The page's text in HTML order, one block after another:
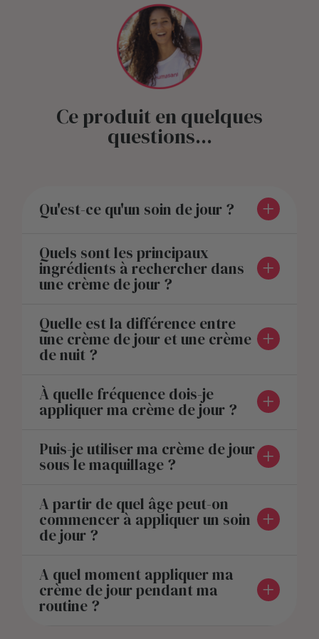
Ce produit en quelques
questions...
Qu'est-ce qu'un soin de jour ?
Quels sont les principaux
ingrédients à rechercher dans
une crème de jour ?
Quelle est la différence entre
une crème de jour et une crème
de nuit ?
À quelle fréquence dois-je
appliquer ma crème de jour ?
Puis-je utiliser ma crème de jour
sous le maquillage ?
A partir de quel âge peut-on
commencer à appliquer un soin
de jour ?
A quel moment appliquer ma
crème de jour pendant ma
routine ?